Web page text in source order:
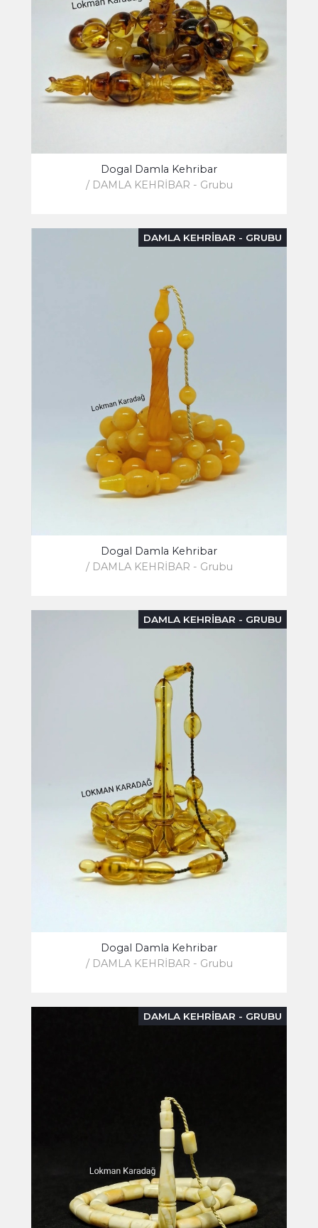
Dogal Damla Kehribar
/ DAMLA KEHRİBAR - Grubu
DAMLA KEHRİBAR - GRUBU
Dogal Damla Kehribar
/ DAMLA KEHRİBAR - Grubu
DAMLA KEHRİBAR - GRUBU
Dogal Damla Kehribar
/ DAMLA KEHRİBAR - Grubu
DAMLA KEHRİBAR - GRUBU